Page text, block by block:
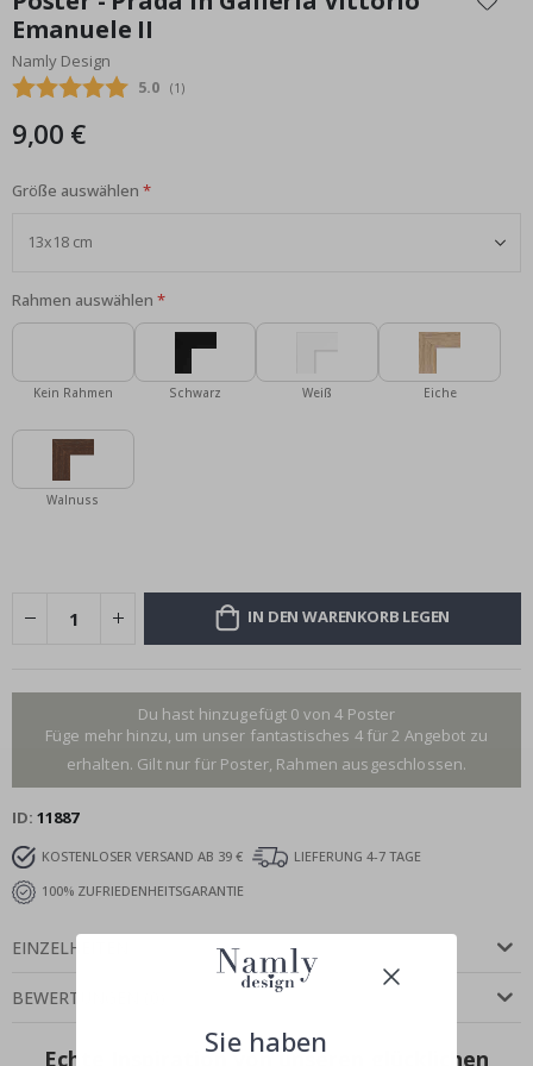
der
Bildgalerie
springen
Emanuele II
Namly Design
Durchschnittliche Bewertung:
5.0 (abgegebene bewertungen:
1 )
9,00 €
Größe auswählen
Rahmen auswählen
Kein Rahmen Schwarz Weiß Eiche
Walnuss
IN DEN WARENKORB LEGEN
Du hast hinzugefügt 0 von 4 Poster
Füge mehr hinzu, um unser fantastisches 4 für 2 Angebot zu
erhalten. Gilt nur für Poster, Rahmen ausgeschlossen.
ID 11887
KOSTENLOSER VERSAND AB 39 €
LIEFERUNG 4-7 TAGE
100% ZUFRIEDENHEITSGARANTIE
EINZELHEITEN
BEWERTUNGEN
Echte Inspiration von unseren glücklichen
Sie haben